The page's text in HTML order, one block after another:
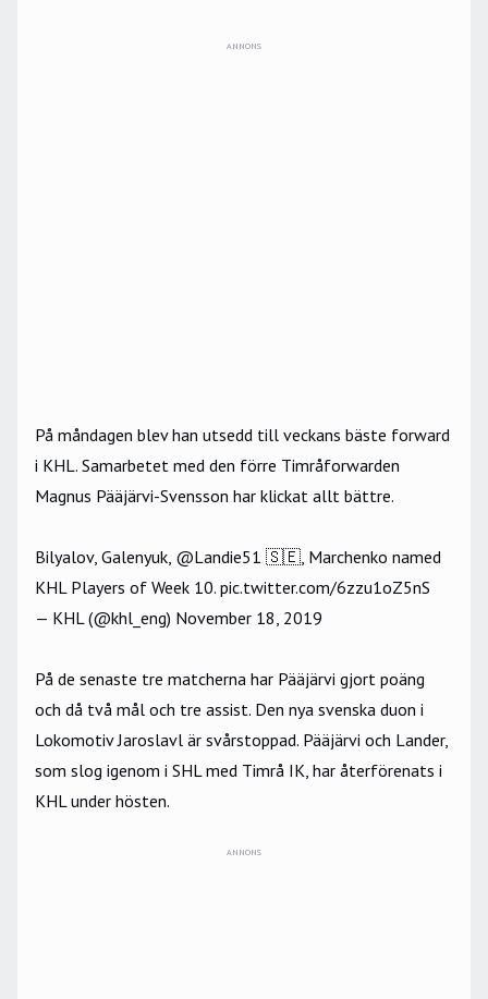
ANNONS
På måndagen blev han utsedd till veckans bäste forward
i KHL. Samarbetet med den förre Timråforwarden
Magnus Pääjärvi-Svensson har klickat allt bättre.
Bilyalov, Galenyuk, @Landie51 🇸🇪, Marchenko named
KHL Players of Week 10. pic.twitter.com/6zzu1oZ5nS
— KHL (@khl_eng) November 18, 2019
På de senaste tre matcherna har Pääjärvi gjort poäng
och då två mål och tre assist. Den nya svenska duon i
Lokomotiv Jaroslavl är svårstoppad. Pääjärvi och Lander,
som slog igenom i SHL med Timrå IK, har återförenats i
KHL under hösten.